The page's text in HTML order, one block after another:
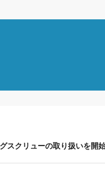
スクリューの取り扱いを開